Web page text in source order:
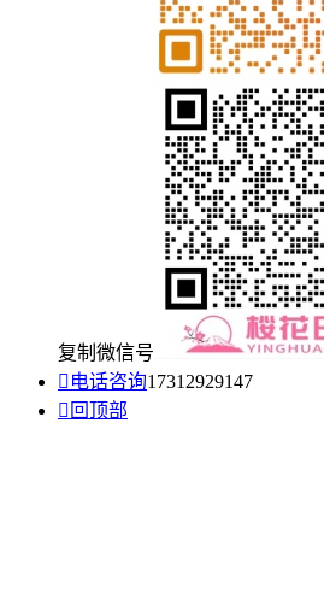
复制微信号
 电话咨询17312929147
 回顶部